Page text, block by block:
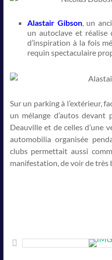
Alastair Gibson, un
un autoclave et réalise
d’inspiration à la fois
requin spectaculaire
Sur un parking à l’extérieur,
un mélange d’autos
Deauville et de celles d’une
automobilia organisée
clubs permettait aussi
manifestation, de voir de très